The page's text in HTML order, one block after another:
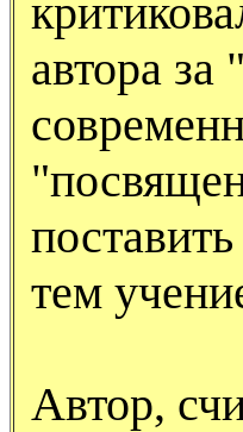
автора
тем
Автор,